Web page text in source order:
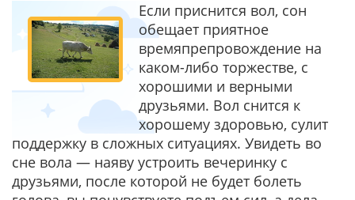
Если приснится вол, сон
обещает приятное
времяпрепровождение на
каком-либо торжестве, с
хорошими и верными
друзьями. Вол снится к
хорошему здоровью, сулит
поддержку в сложных ситуациях. Увидеть во
сне вола — наяву устроить вечеринку с
друзьями, после которой не будет болеть